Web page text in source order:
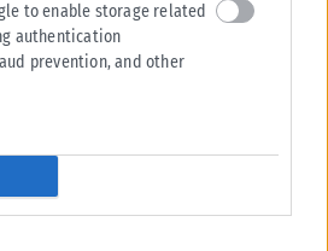
to enable storage related
authentication
prevention, and other